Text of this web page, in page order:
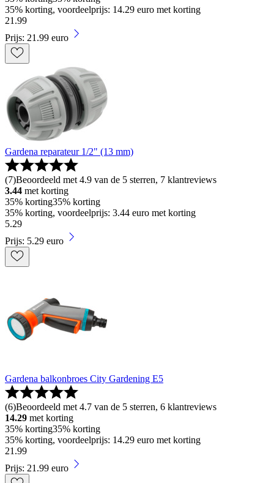
35% korting, voordeelprijs: 14.29 euro met korting
21 .99
Prijs: 21.99 euro
Gardena reparateur 1/2" (13 mm)
(7)Beoordeeld met 4.9 van de 5 sterren, 7 klantreviews
3.44 met korting
35% korting35% korting
35% korting, voordeelprijs: 3.44 euro met korting
5.29
Prijs: 5.29 euro
Gardena balkonbroes City Gardening E5
(6)Beoordeeld met 4.7 van de 5 sterren, 6 klantreviews
14.29 met korting
35% korting35% korting
35% korting, voordeelprijs: 14.29 euro met korting
21 .99
Prijs: 21.99 euro